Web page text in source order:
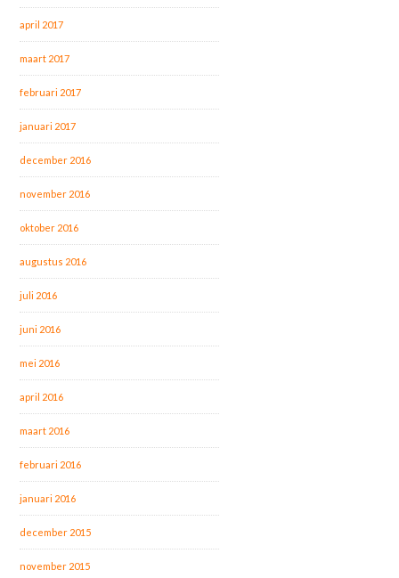
april 2017
maart 2017
februari 2017
januari 2017
december 2016
november 2016
oktober 2016
augustus 2016
juli 2016
juni 2016
mei 2016
april 2016
maart 2016
februari 2016
januari 2016
december 2015
november 2015